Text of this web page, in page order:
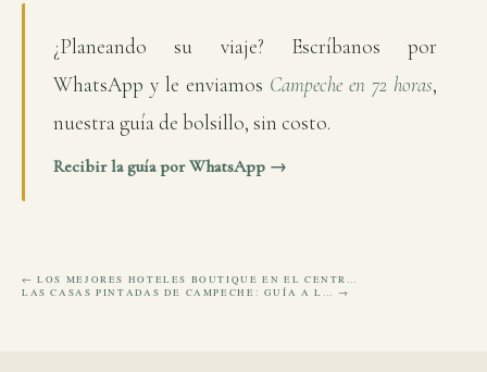
¿Planeando su viaje? Escríbanos por
WhatsApp y le enviamos Campeche en 72 horas,
nuestra guía de bolsillo, sin costo.
Recibir la guía por WhatsApp →
← LOS MEJORES HOTELES BOUTIQUE EN EL CENTR…
LAS CASAS PINTADAS DE CAMPECHE: GUÍA A L… →